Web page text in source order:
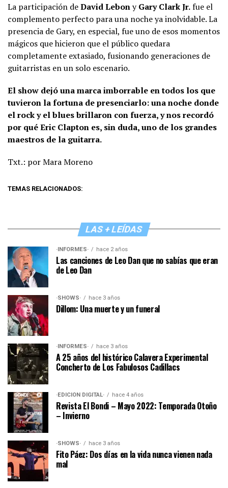
La participación deDavid LebonyGary Clark Jr.fue el
complemento perfecto para una noche ya inolvidable. La
presencia de Gary, en especial, fue uno de esos momentos
mágicos que hicieron que el público quedara
completamente extasiado, fusionando generaciones de
guitarristas en un solo escenario.
El show dejó una marca imborrable en todos los que
tuvieron la fortuna de presenciarlo: una noche donde
el rock y el blues brillaron con fuerza, y nos recordó
por qué Eric Clapton es, sin duda, uno de los grandes
maestros de la guitarra.
Txt.: por Mara Moreno
TEMAS RELACIONADOS:
LAS + LEÍDAS
·INFORMES· hace 2 años
Las canciones de Leo Dan que no sabías que eran
de Leo Dan
·SHOWS· hace 3 años
Dillom: Una muerte y un funeral
·INFORMES· hace 3 años
A 25 años del histórico Calavera Experimental
Concherto de Los Fabulosos Cadillacs
·EDICIÓN DIGITAL· hace 4 años
Revista El Bondi – Mayo 2022: Temporada Otoño
– Invierno
·SHOWS· hace 3 años
Fito Páez: Dos días en la vida nunca vienen nada
mal